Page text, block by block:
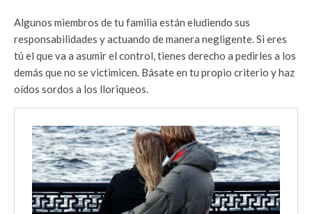
Algunos miembros de tu familia están eludiendo sus
responsabilidades y actuando de manera negligente. Si eres
tú el que va a asumir el control, tienes derecho a pedirles a los
demás que no se victimicen. Básate en tu propio criterio y haz
oídos sordos a los lloriqueos.